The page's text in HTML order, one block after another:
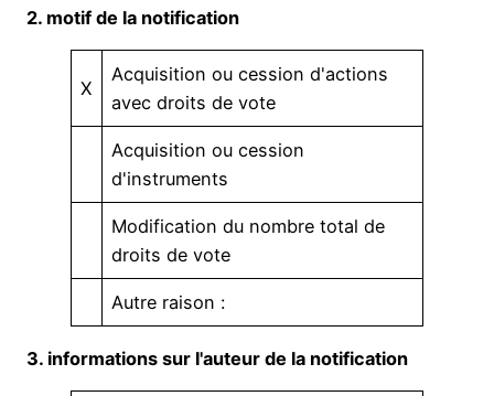
2. motif de la notification
X
Acquisition ou cession d'actions
avec droits de vote
Acquisition ou cession
d'instruments
Modification du nombre total de
droits de vote
Autre raison :
3. informations sur l'auteur de la notification